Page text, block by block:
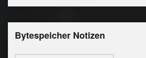
Bytespeicher Notizen